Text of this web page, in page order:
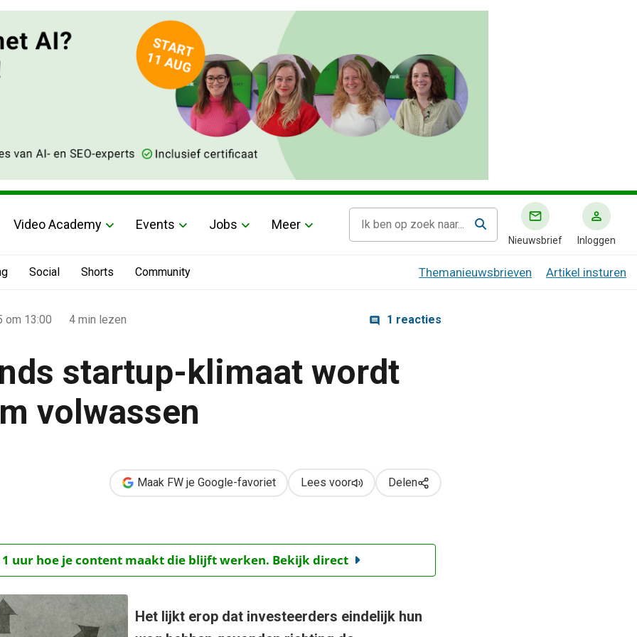
Video Academy Events Jobs Meer
Nieuwsbrief Inloggen
Social Shorts Community Themanieuwsbrieven Artikel insturen
om 13:00 4 min lezen 1 reacties
startup-klimaat wordt
volwassen
Maak FW je Google-favoriet Lees voor Delen
1 uur hoe je content maakt die blijft werken. Bekijk direct
Het lijkt erop dat investeerders eindelijk hun